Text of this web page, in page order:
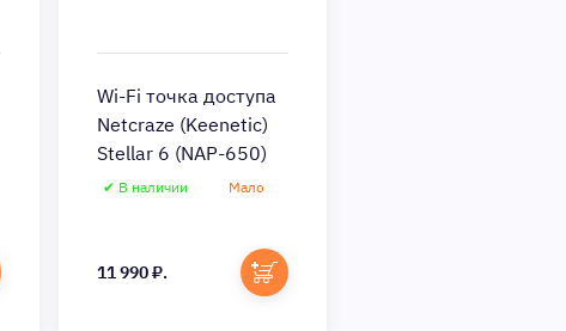
Wi-Fi точка доступа
Netcraze (Keenetic)
Stellar 6 (NAP-650)
✔ В наличии Мало
11 990 ₽.
Быстрый просмотр